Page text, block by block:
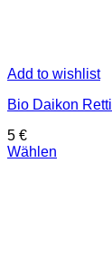
Add to wishlist
Bio Daikon
5 €
Wählen